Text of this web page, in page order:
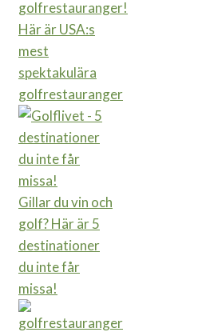
Här är USA:s
mest
spektakulära
golfrestauranger
Gillar du vin och
golf? Här är 5
destinationer
du inte får
missa!